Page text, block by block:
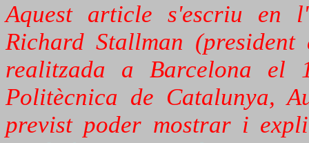
Aquest article s'escriu en
Richard Stallman
realitzada a Barcelona
Politècnica de Catalunya,
previst poder mostrar i